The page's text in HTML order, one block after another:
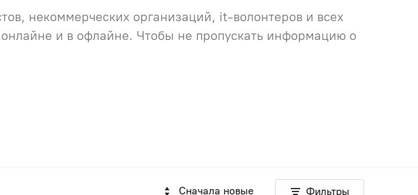
некоммерческих организаций, it-волонтеров и всех
онлайне и в офлайне. Чтобы не пропускать информацию о
Сначала новые Фильтры